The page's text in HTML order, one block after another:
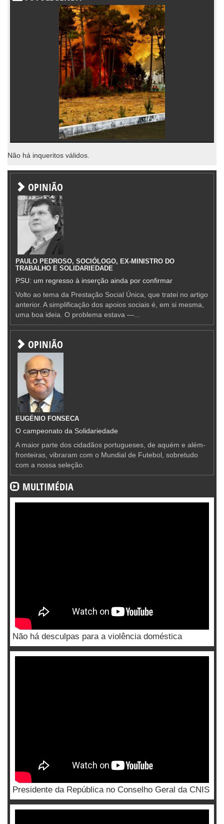
Não há inqueritos válidos.
OPINIÃO
PAULO PEDROSO, SOCIÓLOGO, EX-MINISTRO DO
TRABALHO E SOLIDARIEDADE
PSU: um regresso à inserção ainda por confirmar
Volto ao tema da Prestação Social Única, que tratei no artigo
anterior. A simplificação dos apoios sociais é, em si mesma,
uma boa ideia. O problema estava —...
OPINIÃO
EUGÉNIO FONSECA
O campeonato da Solidariedade
A maior parte dos cidadãos portugueses, de aquém e além-
fronteiras, vibraram com o Mundial de Futebol, sobretudo
com a nossa seleção.
MULTIMÉDIA
Não há desculpas para a violência doméstica
Presidente da República no Conselho Geral da CNIS